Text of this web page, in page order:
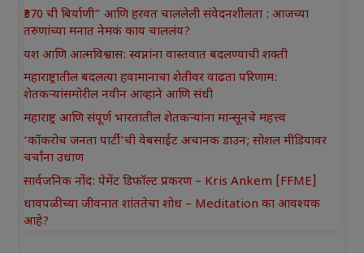
₹370 ची बिर्याणी” आणि हरवत चाललेली संवेदनशीलता : आजच्या
तरुणांच्या मनात नेमकं काय चाललंय?
यश आणि आत्मविश्वास: स्वप्नांना वास्तवात बदलण्याची शक्ती
महाराष्ट्रातील बदलत्या हवामानाचा शेतीवर वाढता परिणाम:
शेतकऱ्यांसमोरील नवीन आव्हाने आणि संधी
महाराष्ट्र आणि संपूर्ण भारतातील शेतकऱ्यांना मान्सूनचे महत्त्व
‘कॉकरोच जनता पार्टी’ची वेबसाईट अचानक डाउन; सोशल मीडियावर
चर्चांना उधाण
सार्वजनिक नोंद: पेमेंट डिफॉल्ट प्रकरण – Kris Ankem [FFME]
धावपळीच्या जीवनात शांततेचा शोध – Meditation का आवश्यक
आहे?